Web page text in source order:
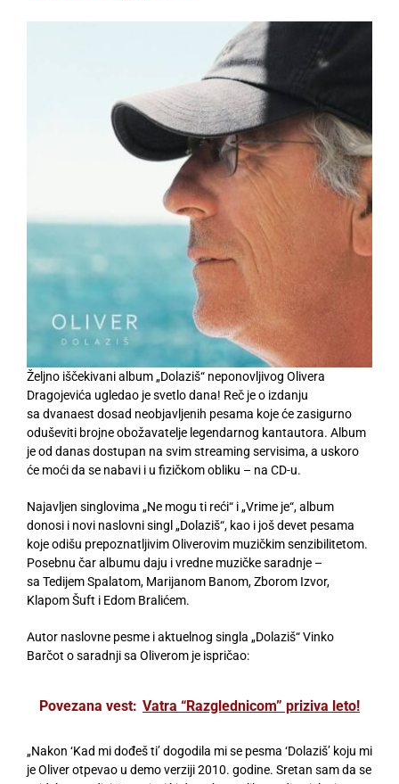
Željno iščekivani album „Dolaziš“ neponovljivog Olivera
Dragojevića ugledao je svetlo dana! Reč je o izdanju
sa dvanaest dosad neobjavljenih pesama koje će zasigurno
oduševiti brojne obožavatelje legendarnog kantautora. Album
je od danas dostupan na svim streaming servisima, a uskoro
će moći da se nabavi i u fizičkom obliku – na CD-u.
Najavljen singlovima „Ne mogu ti reći“ i „Vrime je“, album
donosi i novi naslovni singl „Dolaziš“, kao i još devet pesama
koje odišu prepoznatljivim Oliverovim muzičkimsenzibilitetom.
Posebnu čar albumu daju i vredne muzičkesaradnje –
sa Tedijem Spalatom, Marijanom Banom, Zborom Izvor,
Klapom Šuft i Edom Bralićem.
Autor naslovne pesme i aktuelnog singla „Dolaziš“ Vinko
Barčot o saradnji sa Oliverom je ispričao:
Povezana vest: Vatra “Razglednicom” priziva leto!
„Nakon ‘Kad mi dođeš ti’ dogodila mi se pesma ‘Dolaziš’ koju mi
je Oliver otpevao u demo verziji 2010. godine. Sretan sam da se